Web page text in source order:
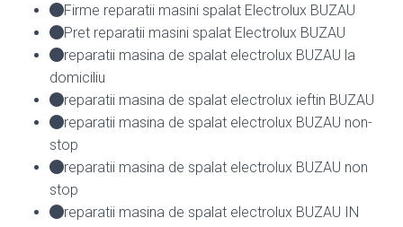
Firme reparatii masini spalat Electrolux BUZAU
Pret reparatii masini spalat Electrolux BUZAU
reparatii masina de spalat electrolux BUZAU la
domiciliu
reparatii masina de spalat electrolux ieftin BUZAU
reparatii masina de spalat electrolux BUZAU non-
stop
reparatii masina de spalat electrolux BUZAU non
stop
reparatii masina de spalat electrolux BUZAU IN